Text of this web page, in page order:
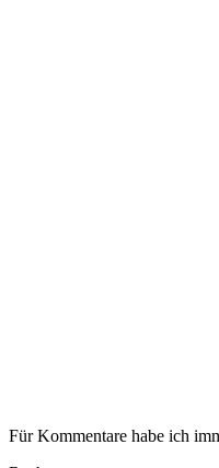
Für Kommentare habe ich